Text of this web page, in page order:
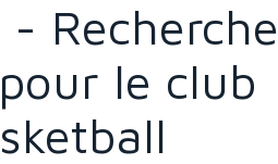
- Recherche
le club